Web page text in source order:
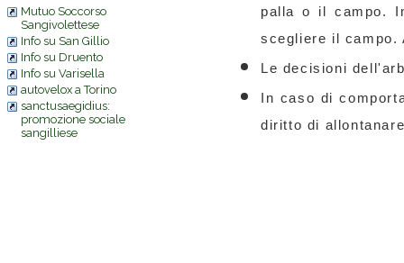
Mutuo Soccorso
Sangivolettese
Info su San Gillio
Info su Druento
Info su Varisella
autovelox a Torino
sanctusaegidius:
promozione sociale
sangilliese
palla o il campo.
scegliere il campo.
Le decisioni
In caso di
diritto di